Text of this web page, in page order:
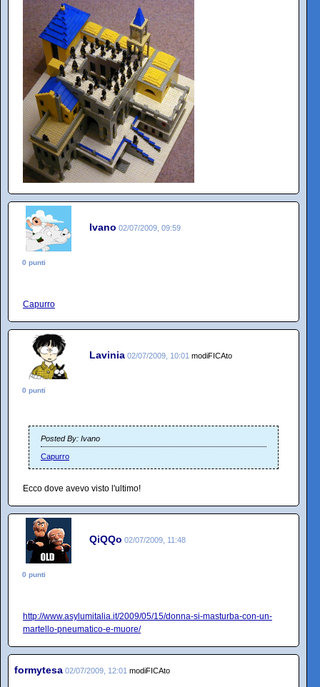
Ivano 02/07/2009, 09:59
0 punti
Capurro
Lavinia 02/07/2009, 10:01 modiFICAto
0 punti
Posted By: Ivano
Capurro
Ecco dove avevo visto l'ultimo!
QiQQo 02/07/2009, 11:48
0 punti
http://www.asylumitalia.it/2009/05/15/donna-si-masturba-con-un-
martello-pneumatico-e-muore/
formytesa 02/07/2009, 12:01 modiFICAto